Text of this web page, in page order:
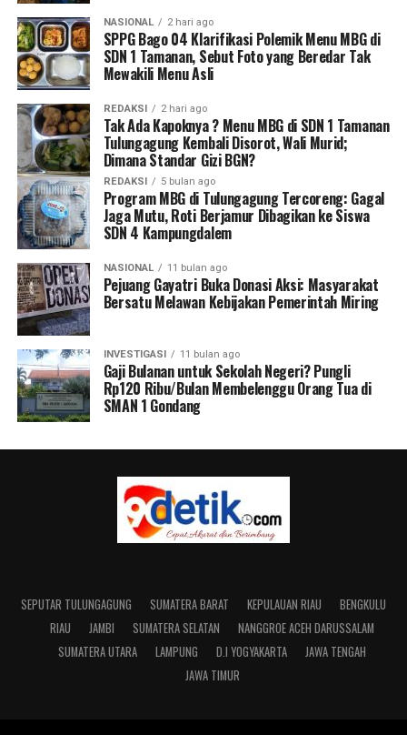
NASIONAL 2 hari ago
SPPG Bago 04 Klarifikasi Polemik Menu MBG di
SDN 1 Tamanan, Sebut Foto yang Beredar Tak
Mewakili Menu Asli
REDAKSI 2 hari ago
Tak Ada Kapoknya ? Menu MBG di SDN 1 Tamanan
Tulungagung Kembali Disorot, Wali Murid;
Dimana Standar Gizi BGN?
REDAKSI 5 bulan ago
Program MBG di Tulungagung Tercoreng: Gagal
Jaga Mutu, Roti Berjamur Dibagikan ke Siswa
SDN 4 Kampungdalem
NASIONAL 11 bulan ago
Pejuang Gayatri Buka Donasi Aksi: Masyarakat
Bersatu Melawan Kebijakan Pemerintah Miring
INVESTIGASI 11 bulan ago
Gaji Bulanan untuk Sekolah Negeri? Pungli
Rp120 Ribu/Bulan Membelenggu Orang Tua di
SMAN 1 Gondang
SEPUTAR TULUNGAGUNG SUMATERA BARAT KEPULAUAN RIAU
BENGKULU
RIAU
JAMBI SUMATERA SELATAN
NANGGROE ACEH DARUSSALAM
SUMATERA UTARA
LAMPUNG D.I YOGYAKARTA
JAWA TENGAH
JAWA TIMUR